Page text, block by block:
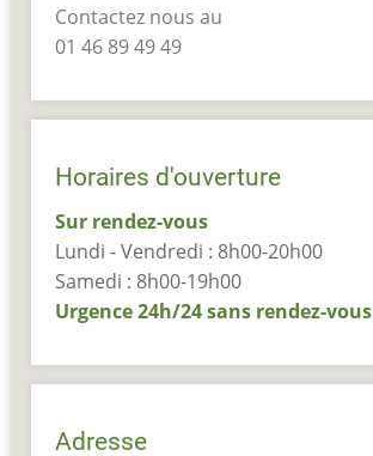
Contactez nous au
01 46 89 49 49
Horaires d'ouverture
Sur rendez-vous
Lundi - Vendredi : 8h00-20h00
Samedi : 8h00-19h00
Urgence 24h/24 sans rendez-vous
Adresse